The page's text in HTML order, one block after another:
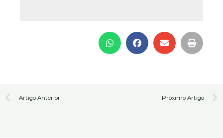
Prev
Artigo Anterior Próximo Artigo